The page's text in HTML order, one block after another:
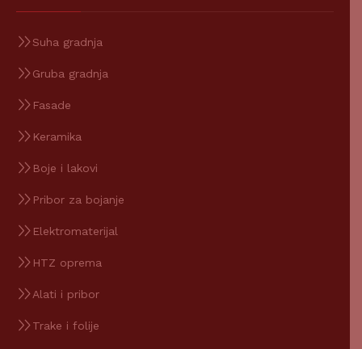
Suha gradnja
Gruba gradnja
Fasade
Keramika
Boje i lakovi
Pribor za bojanje
Elektromaterijal
HTZ oprema
Alati i pribor
Trake i folije